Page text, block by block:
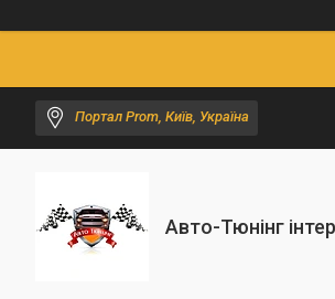
Портал Prom, Київ, Україна
Авто-Тюнінг